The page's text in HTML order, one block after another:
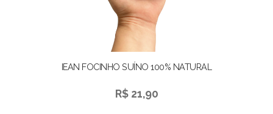
IEAN FOCINHO SUÍNO 100% NATURAL
R$ 21,90